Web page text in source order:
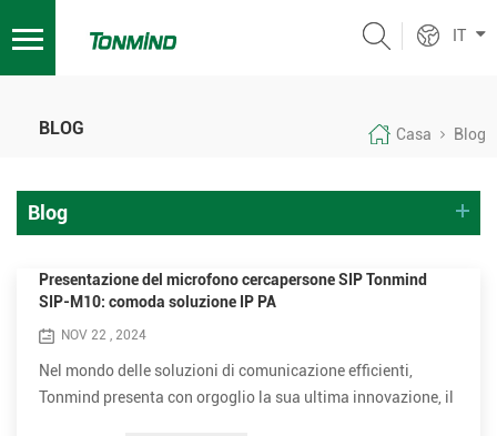
IT
BLOG Casa Blog
Blog
Presentazione del microfono cercapersone SIP Tonmind
SIP-M10: comoda soluzione IP PA
NOV 22 , 2024
Nel mondo delle soluzioni di comunicazione efficienti,
Tonmind presenta con orgoglio la sua ultima innovazione, il